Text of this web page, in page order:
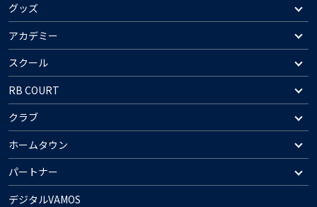
グッズ
アカデミー
スクール
RB COURT
クラブ
ホームタウン
パートナー
デジタルVAMOS